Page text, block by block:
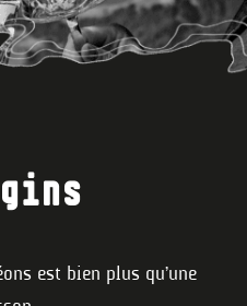
est bien plus qu’une